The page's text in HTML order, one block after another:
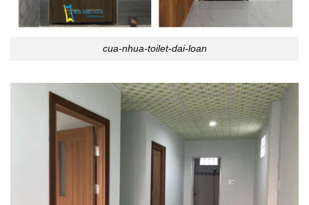
cua-nhua-toilet-dai-loan